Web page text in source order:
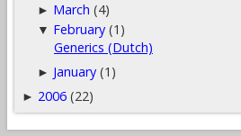
► March (4)
▼ February (1)
Generics (Dutch)
► January (1)
► 2006 (22)